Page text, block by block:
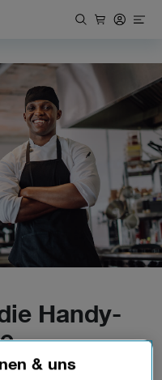
Handy-
Smartphone zu 0 %
& uns